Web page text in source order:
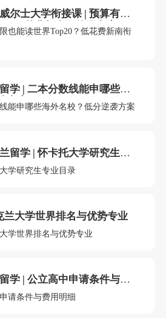
？低花费新南衔接课方案
也能读世界Top20？低花费新南衔
方案
能申哪些海外名校？低分逆袭方案
学研究生专业目录
兰大学世界排名与优势专业
学世界排名与优势专业
学 | 公立高中申请条件与费
请条件与费用明细